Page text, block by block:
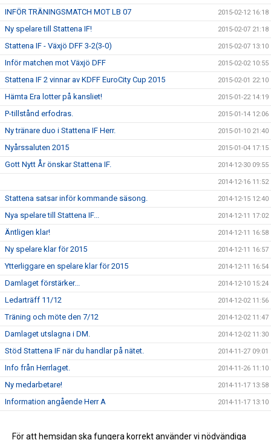
INFÖR TRÄNINGSMATCH MOT LB 07 2015-02-12 16:18
Ny spelare till Stattena IF! 2015-02-07 21:18
Stattena IF - Växjö DFF 3-2(3-0) 2015-02-07 13:10
Inför matchen mot Växjö DFF 2015-02-02 10:55
Stattena IF 2 vinnar av KDFF EuroCity Cup 2015 2015-02-01 22:10
Hämta Era lotter på kansliet! 2015-01-22 14:19
P-tillstånd erfodras. 2015-01-14 12:06
Ny tränare duo i Stattena IF Herr. 2015-01-10 21:40
Nyårssaluten 2015 2015-01-04 17:15
Gott Nytt År önskar Stattena IF. 2014-12-30 09:55
2014-12-16 11:52
Stattena satsar inför kommande säsong. 2014-12-15 12:40
Nya spelare till Stattena IF... 2014-12-11 17:02
Äntligen klar! 2014-12-11 16:58
Ny spelare klar för 2015 2014-12-11 16:57
Ytterliggare en spelare klar för 2015 2014-12-11 16:54
Damlaget förstärker... 2014-12-10 15:24
Ledarträff 11/12 2014-12-02 11:56
Träning och möte den 7/12 2014-12-02 11:47
Damlaget utslagna i DM. 2014-12-02 11:30
Stöd Stattena IF när du handlar på nätet. 2014-11-27 09:01
Info från Herrlaget. 2014-11-26 11:10
Ny medarbetare! 2014-11-17 13:58
Information angående Herr A 2014-11-17 13:10
Stöd Stattena IF:s ungdomar genom Svenska Spel 2014-02-03 08:30
För att hemsidan ska fungera korrekt använder vi nödvändiga